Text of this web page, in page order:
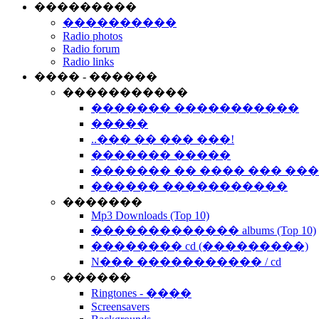
���������
����������
Radio photos
Radio forum
Radio links
���� - ������
�����������
������� �����������
�����
..��� �� ��� ���!
������� �����
������� �� ���� ���
������ �����������
�������
Mp3 Downloads (Top 10)
������������� albums (Top 10)
�������� cd (���������)
N��� ����������� / cd
������
Ringtones - ����
Screensavers